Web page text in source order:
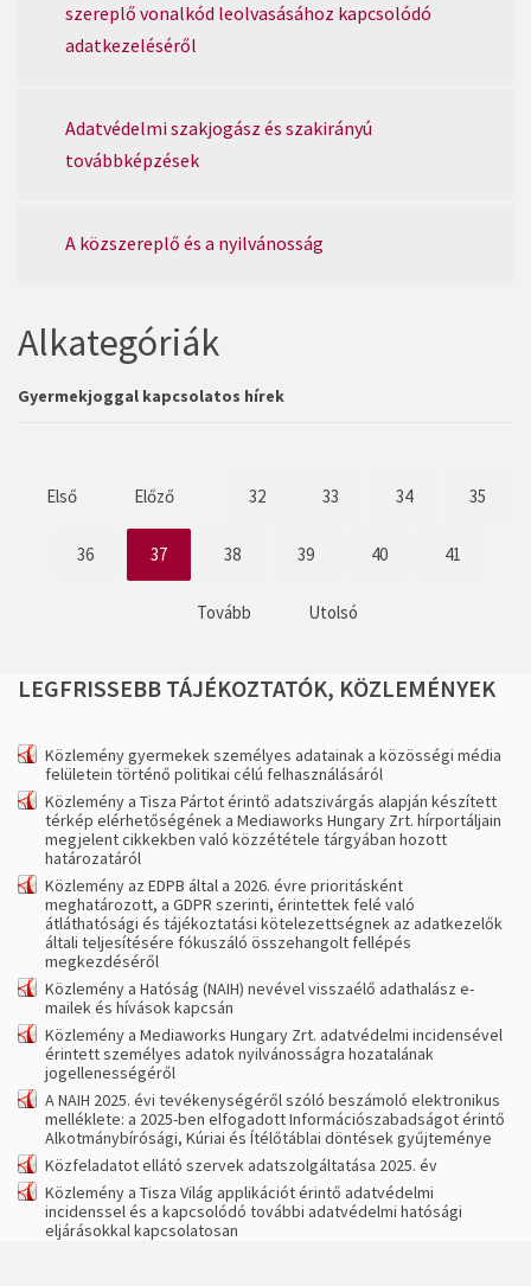
szereplő vonalkód leolvasásához kapcsolódó
adatkezeléséről
Adatvédelmi szakjogász és szakirányú
továbbképzések
A közszereplő és a nyilvánosság
Alkategóriák
Gyermekjoggal kapcsolatos hírek
Első Előző 32 33 34 35
36 37 38 39 40 41
Tovább Utolsó
LEGFRISSEBB TÁJÉKOZTATÓK, KÖZLEMÉNYEK
Közlemény gyermekek személyes adatainak a közösségi média
felületein történő politikai célú felhasználásáról
Közlemény a Tisza Pártot érintő adatszivárgás alapján készített
térkép elérhetőségének a Mediaworks Hungary Zrt. hírportáljain
megjelent cikkekben való közzététele tárgyában hozott
határozatáról
Közlemény az EDPB által a 2026. évre prioritásként
meghatározott, a GDPR szerinti, érintettek felé való
átláthatósági és tájékoztatási kötelezettségnek az adatkezelők
általi teljesítésére fókuszáló összehangolt fellépés
megkezdéséről
Közlemény a Hatóság (NAIH) nevével visszaélő adathalász e-
mailek és hívások kapcsán
Közlemény a Mediaworks Hungary Zrt. adatvédelmi incidensével
érintett személyes adatok nyilvánosságra hozatalának
jogellenességéről
A NAIH 2025. évi tevékenységéről szóló beszámoló elektronikus
melléklete: a 2025-ben elfogadott Információszabadságot érintő
Alkotmánybírósági, Kúriai és Ítélőtáblai döntések gyűjteménye
Közfeladatot ellátó szervek adatszolgáltatása 2025. év
Közlemény a Tisza Világ applikációt érintő adatvédelmi
incidenssel és a kapcsolódó további adatvédelmi hatósági
eljárásokkal kapcsolatosan